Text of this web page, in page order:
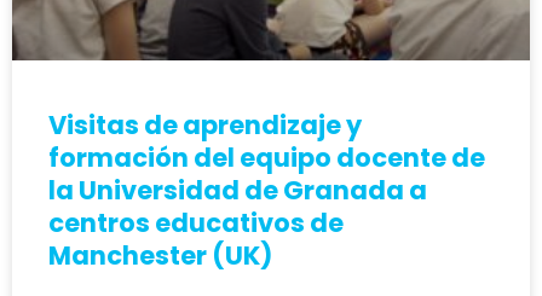
Visitas de aprendizaje y
formación del equipo docente de
la Universidad de Granada a
centros educativos de
Manchester (UK)